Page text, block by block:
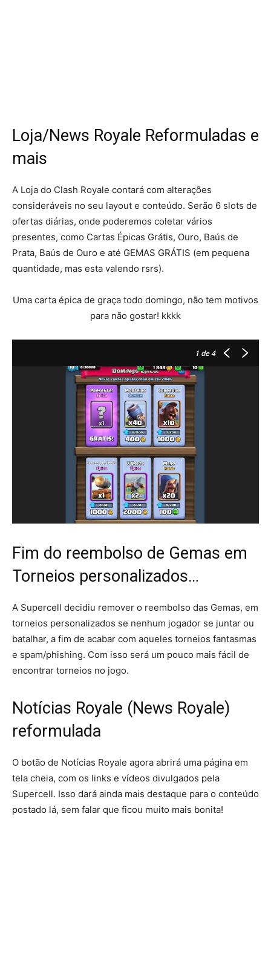
Loja/News Royale Reformuladas e
mais
A Loja do Clash Royale contará com alterações
consideráveis no seu layout e conteúdo. Serão 6 slots de
ofertas diárias, onde poderemos coletar vários
presentes, como Cartas Épicas Grátis, Ouro, Baús de
Prata, Baús de Ouro e até GEMAS GRÁTIS (em pequena
quantidade, mas esta valendo rsrs).
Uma carta épica de graça todo domingo, não tem motivos
para não gostar! kkkk
1 de 4
Fim do reembolso de Gemas em
Torneios personalizados…
A Supercell decidiu remover o reembolso das Gemas, em
torneios personalizados se nenhum jogador se juntar ou
batalhar, a fim de acabar com aqueles torneios fantasmas
e spam/phishing. Com isso será um pouco mais fácil de
encontrar torneios no jogo.
Notícias Royale (News Royale)
reformulada
O botão de Notícias Royale agora abrirá uma página em
tela cheia, com os links e vídeos divulgados pela
Supercell. Isso dará ainda mais destaque para o conteúdo
postado lá, sem falar que ficou muito mais bonita!